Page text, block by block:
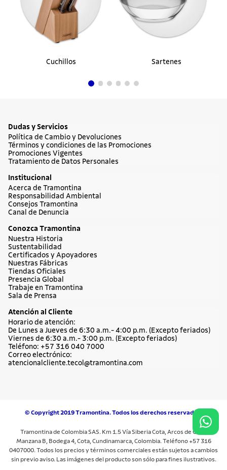
Cuchillos Sartenes
Dudas y Servicios
Política de Cambio y Devoluciones
Términos y condiciones de las Promociones
Promociones Vigentes
Tratamiento de Datos Personales
Institucional
Acerca de Tramontina
Responsabilidad Ambiental
Consejos Tramontina
Canal de Denuncia
Conozca Tramontina
Nuestra Historia
Sustentabilidad
Certificados y Apoyadores
Nuestras Fábricas
Tiendas Oficiales
Presencia Global
Trabaje en Tramontina
Sala de Prensa
Atención al Cliente
Horario de atención:
De Lunes a Jueves de 6:30 a.m.- 4:00 p.m. (Excepto feriados)
Viernes de 6:30 a.m.- 3:00 p.m. (Excepto feriados)
Teléfono: +57 316 040 7000
Correo electrónico:
atencionalcliente.tecol@tramontina.com
© Copyright 2019 Tramontina. Todos los derechos reservados.
Tramontina de Colombia SAS. Km 1.5 Vía Siberia Cota, Arcos de Cota,
Manzana B, Bodega 4, Cota, Cundinamarca, Colombia. Teléfono +57 316
0407000. Todos los precios y términos comerciales están sujetos a cambios
sin previo aviso. Las imágenes del producto son sólo para fines ilustrativos.